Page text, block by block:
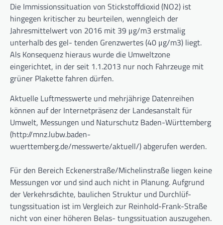
Die Immissionssituation von Stickstoffdioxid (NO2) ist
hingegen kritischer zu beurteilen, wenngleich der
Jahresmittelwert von 2016 mit 39 μg/m3 erstmalig
unterhalb des gel- tenden Grenzwertes (40 μg/m3) liegt.
Als Konsequenz hieraus wurde die Umweltzone
eingerichtet, in der seit 1.1.2013 nur noch Fahrzeuge mit
grüner Plakette fahren dürfen.
Aktuelle Luftmesswerte und mehrjährige Datenreihen
können auf der Internetpräsenz der Landesanstalt für
Umwelt, Messungen und Naturschutz Baden-Württemberg
(http://mnz.lubw.baden-
wuerttemberg.de/messwerte/aktuell/) abgerufen werden.
Für den Bereich Eckenerstraße/Michelinstraße liegen keine
Messungen vor und sind auch nicht in Planung. Aufgrund
der Verkehrsdichte, baulichen Struktur und Durchlüf-
tungssituation ist im Vergleich zur Reinhold-Frank-Straße
nicht von einer höheren Belas- tungssituation auszugehen.